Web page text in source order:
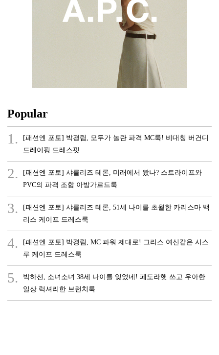
Popular
1.
[패션엔 포토] 박경림, 모두가 놀란 파격 MC룩! 비대칭 버건디
드레이핑 드레스핏
2.
[패션엔 포토] 샤를리즈 테론, 미래에서 왔나? 스트라이프와
PVC의 파격 조합 아방가르드룩
3.
[패션엔 포토] 샤를리즈 테론, 51세 나이를 초월한 카리스마 백
리스 케이프 드레스룩
4.
[패션엔 포토] 박경림, MC 파워 제대로! 그리스 여신같은 시스
루 케이프 드레스룩
5.
박하선, 소녀소녀 38세 나이를 잊었네! 페도라햇 쓰고 우아한
일상 럭셔리한 브런치룩